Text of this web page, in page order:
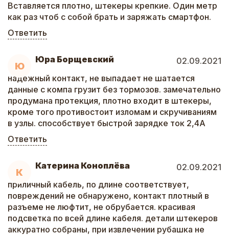
Вставляется плотно, штекеры крепкие. Один метр
как раз чтоб с собой брать и заряжать смартфон.
Ответить
Ю
Юра Борщевский
02.09.2021
надежный контакт, не выпадает не шатается
данные с компа грузит без тормозов. замечательно
продумана протекция, плотно входит в штекеры,
кроме того противостоит изломам и скручиваниям
в узлы. способствует быстрой зарядке ток 2,4А
Ответить
К
Катерина Коноплёва
02.09.2021
приличный кабель, по длине соответствует,
повреждений не обнаружено, контакт плотный в
разъеме не люфтит, не обрубается. красивая
подсветка по всей длине кабеля. детали штекеров
аккуратно собраны, при извлечении рубашка не